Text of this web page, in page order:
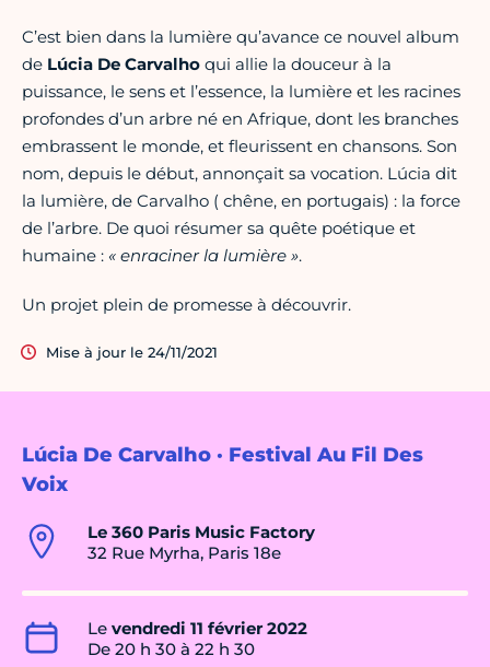
Lúcia De Carvalho · Festival Au Fil Des
Voix
Le 360 Paris Music Factory
32 Rue Myrha, Paris 18e
Le vendredi 11 février 2022
De 20 h 30 à 22 h 30
C’est bien dans la lumière qu’avance ce nouvel album
de Lúcia De Carvalho qui allie la douceur à la
puissance, le sens et l’essence, la lumière et les racines
profondes d’un arbre né en Afrique, dont les branches
embrassent le monde, et fleurissent en chansons. Son
nom, depuis le début, annonçait sa vocation. Lúcia dit
la lumière, de Carvalho ( chêne, en portugais) : la force
de l’arbre. De quoi résumer sa quête poétique et
humaine : « enraciner la lumière ».
Un projet plein de promesse à découvrir.
Mise à jour le 24/11/2021